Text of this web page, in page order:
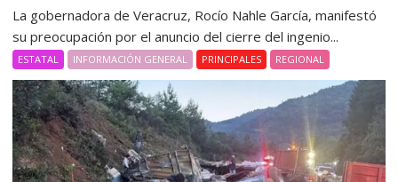
La gobernadora de Veracruz, Rocío Nahle García, manifestó
su preocupación por el anuncio del cierre del ingenio...
ESTATAL INFORMACIÓN GENERAL PRINCIPALES REGIONAL